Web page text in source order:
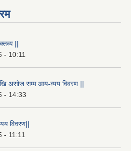
||
- 10:11
असोज सम्म आय-व्यय विवरण ||
- 14:33
विवरण||
- 11:11